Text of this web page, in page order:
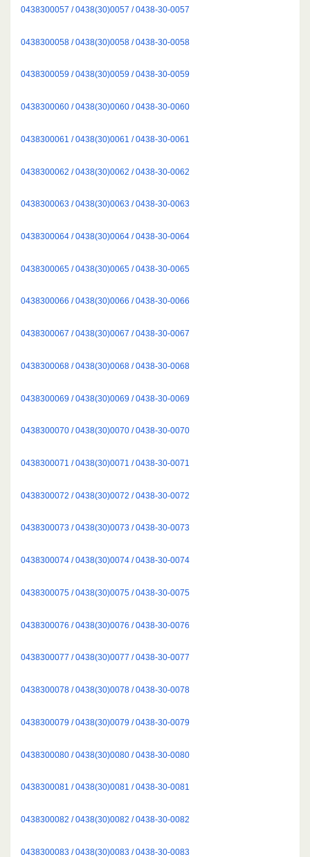
0438300057 / 0438(30)0057 / 0438-30-0057
0438300058 / 0438(30)0058 / 0438-30-0058
0438300059 / 0438(30)0059 / 0438-30-0059
0438300060 / 0438(30)0060 / 0438-30-0060
0438300061 / 0438(30)0061 / 0438-30-0061
0438300062 / 0438(30)0062 / 0438-30-0062
0438300063 / 0438(30)0063 / 0438-30-0063
0438300064 / 0438(30)0064 / 0438-30-0064
0438300065 / 0438(30)0065 / 0438-30-0065
0438300066 / 0438(30)0066 / 0438-30-0066
0438300067 / 0438(30)0067 / 0438-30-0067
0438300068 / 0438(30)0068 / 0438-30-0068
0438300069 / 0438(30)0069 / 0438-30-0069
0438300070 / 0438(30)0070 / 0438-30-0070
0438300071 / 0438(30)0071 / 0438-30-0071
0438300072 / 0438(30)0072 / 0438-30-0072
0438300073 / 0438(30)0073 / 0438-30-0073
0438300074 / 0438(30)0074 / 0438-30-0074
0438300075 / 0438(30)0075 / 0438-30-0075
0438300076 / 0438(30)0076 / 0438-30-0076
0438300077 / 0438(30)0077 / 0438-30-0077
0438300078 / 0438(30)0078 / 0438-30-0078
0438300079 / 0438(30)0079 / 0438-30-0079
0438300080 / 0438(30)0080 / 0438-30-0080
0438300081 / 0438(30)0081 / 0438-30-0081
0438300082 / 0438(30)0082 / 0438-30-0082
0438300083 / 0438(30)0083 / 0438-30-0083